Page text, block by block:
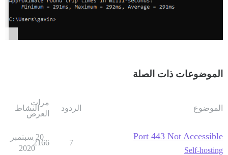
الموضوعات ذات الصلة
الموضوع الردود
مرات
العرض
النشاط
Port 443 Not Accessible
Self-hosting
7
2166
20 سبتمبر
2020